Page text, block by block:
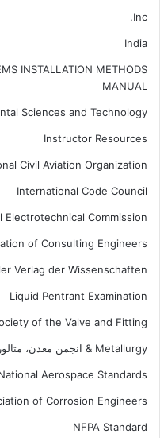
Inc.
India
INSTALLATION METHODS
MANUAL
Sciences and Technology
Instructor Resources
Civil Aviation Organization
International Code Council
Electrotechnical Commission
of Consulting Engineers
Verlag der Wissenschaften
Liquid Pentrant Examination
of the Valve and Fitting
Metallurgy & انجمن معدن، متالورژی و اکتشاف
Aerospace Standards
of Corrosion Engineers
NFPA Standard